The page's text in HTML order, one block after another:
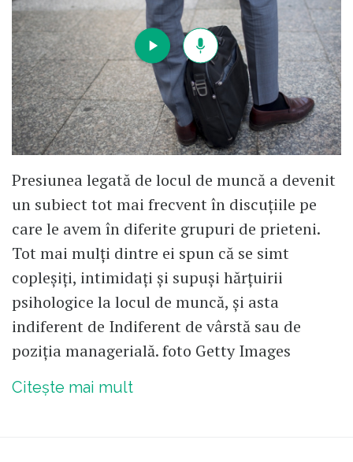
Presiunea legată de locul de muncă a devenit
un subiect tot mai frecvent în discuțiile pe
care le avem în diferite grupuri de prieteni.
Tot mai mulți dintre ei spun că se simt
copleșiți, intimidați și supuși hărțuirii
psihologice la locul de muncă, și asta
indiferent de Indiferent de vârstă sau de
poziția managerială. foto Getty Images
Citește mai mult